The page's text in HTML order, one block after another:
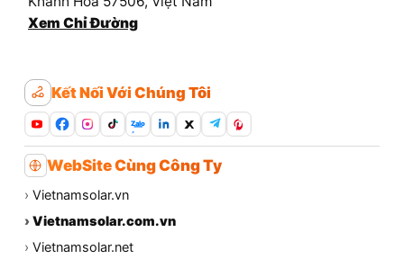
Xem Chỉ Đường
Kết Nối Với Chúng Tôi
Zalo
WebSite Cùng Công Ty
› Vietnamsolar.vn
› Vietnamsolar.com.vn
› Vietnamsolar.net